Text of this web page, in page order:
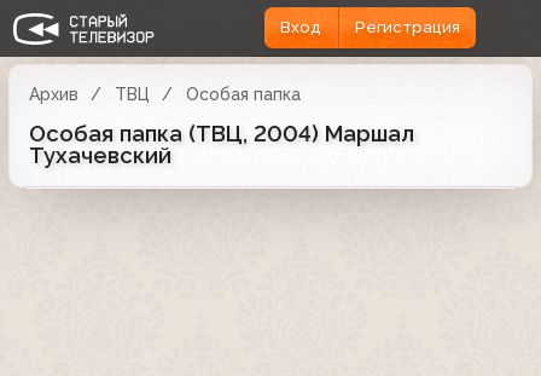
Вход Регистрация
Архив ТВЦ Особая папка
Особая папка (ТВЦ, 2004) Маршал
Тухачевский